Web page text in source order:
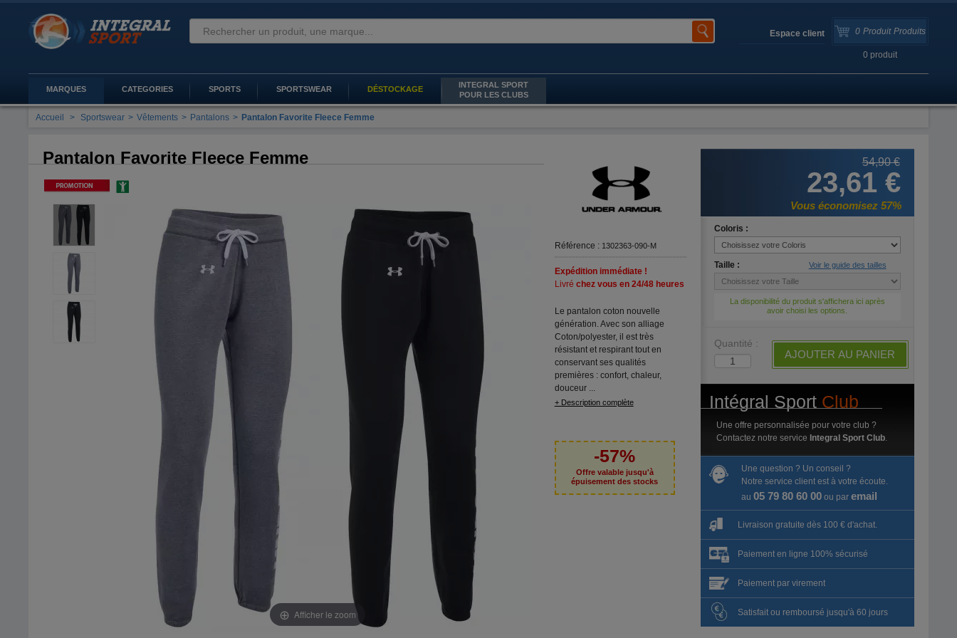
0 Produit Produits
0 produit
Espace client
MARQUES CATEGORIES SPORTS SPORTSWEAR DÉSTOCKAGE
INTEGRAL SPORT
POUR LES CLUBS
Accueil > Sportswear > Vêtements > Pantalons > Pantalon Favorite Fleece Femme
Pantalon Favorite Fleece Femme
Afficher le zoom
Référence : 1302363-090-M
Expédition immédiate !
Livré chez vous en 24/48 heures
Le pantalon coton nouvelle
génération. Avec son alliage
Coton/polyester, il est très
résistant et respirant tout en
conservant ses qualités
premières : confort, chaleur,
douceur ...
+ Description complète
-57%
Offre valable jusqu'à
épuisement des stocks
54,90 €
23,61 €
Vous économisez 57%
Coloris :
Taille : Voir le guide des tailles
La disponibilité du produit s'affichera ici après
avoir choisi les options.
Quantité :
AJOUTER AU PANIER
Intégral Sport Club
Une offre personnalisée pour votre club ?
Contactez notre service Integral Sport Club.
Une question ? Un conseil ?
Notre service client est à votre écoute.
au 05 79 80 60 00ou par email
Livraison gratuite dès 100 € d'achat.
Paiement en ligne 100% sécurisé
Paiement par virement
Satisfait ou remboursé jusqu'à 60 jours